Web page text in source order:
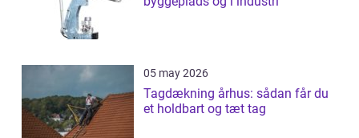
05 may 2026
Tagdækning århus: sådan får du
et holdbart og tæt tag